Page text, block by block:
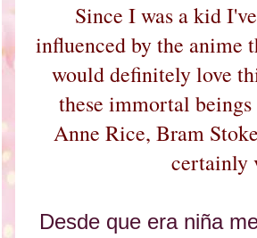
Since I was a kid
influenced by the anime
would definitely love
these immortal
Anne Rice, Bram
certainly
Desde que era niña